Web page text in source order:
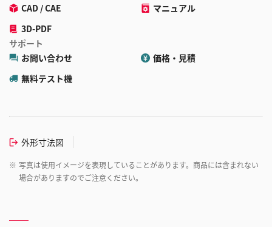
CAD / CAE
マニュアル
3D-PDF
サポート
お問い合わせ
価格・見積
無料テスト機
外形寸法図
※ 写真は使用イメージを表現していることがあります。商品には含まれない
場合がありますのでご注意ください。